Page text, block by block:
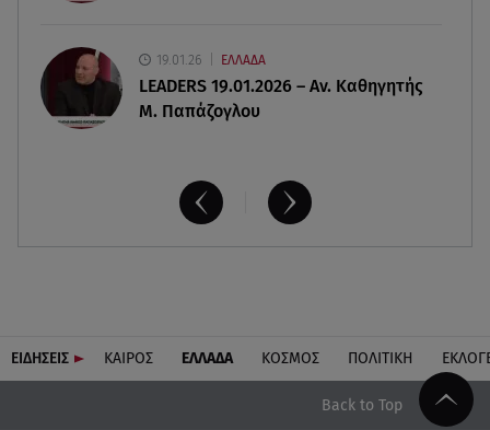
19.01.26 ΕΛΛΑΔΑ
LEADERS 19.01.2026 – Αν. Καθηγητής
Μ. Παπάζογλου
ΕΙΔΗΣΕΙΣ ΚΑΙΡΟΣ ΕΛΛΑΔΑ ΚΟΣΜΟΣ ΠΟΛΙΤΙΚΗ
Back to Top